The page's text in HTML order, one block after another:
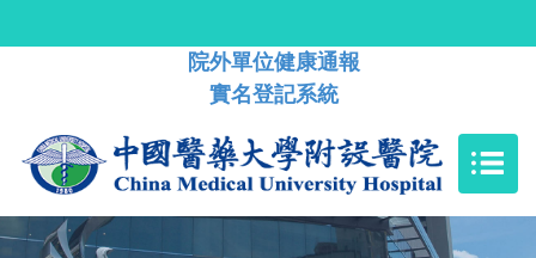
院外單位健康通報
實名登記系統